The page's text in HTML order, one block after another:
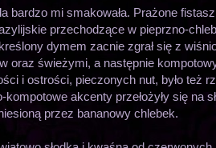
bardzo mi smakowała. Prażone
przechodzące w pieprzno-
dymem zacnie zgrał się z
oraz świeżymi, a następnie
i ostrości, pieczonych nut, było też
akcenty przełożyły się na
przez bananowy chlebek.